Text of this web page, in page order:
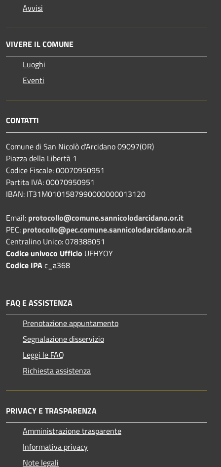
Avvisi
VIVERE IL COMUNE
Luoghi
Eventi
CONTATTI
Comune di San Nicolò d'Arcidano 09097(OR)
Piazza della Libertà 1
Codice Fiscale: 00070950951
Partita IVA: 00070950951
IBAN: IT31M0101587990000000013120
Email: protocollo@comune.sannicolodarcidano.or.it
PEC: protocollo@pec.comune.sannicolodarcidano.or.it
Centralino Unico: 078388051
Codice univoco Ufficio UFHYOY
Codice IPAc_a368
FAQ E ASSISTENZA
Prenotazione appuntamento
Segnalazione disservizio
Leggi le FAQ
Richiesta assistenza
PRIVACY E TRASPARENZA
Amministrazione trasparente
Informativa privacy
Note legali